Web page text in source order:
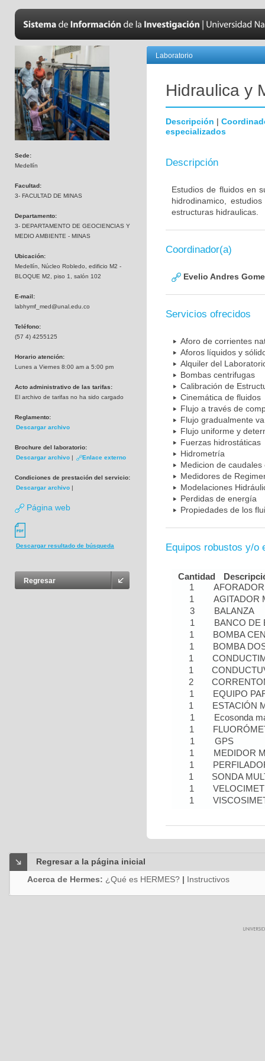
Sede:
Medellín
Facultad:
3- FACULTAD DE MINAS
Departamento:
3- DEPARTAMENTO DE GEOCIENCIAS Y
MEDIO AMBIENTE - MINAS
Ubicación:
Medellín, Núcleo Robledo, edificio M2 -
BLOQUE M2, piso 1, salón 102
E-mail:
labhymf_med@unal.edu.co
Teléfono:
(57 4) 4255125
Horario atención:
Lunes a Viernes 8:00 am a 5:00 pm
Acto administrativo de las tarifas:
El archivo de tarifas no ha sido cargado
Reglamento:
Descargar archivo
Brochure del laboratorio:
Descargar archivo | Enlace externo
Condiciones de prestación del servicio:
Descargar archivo |
Página web
Descargar resultado de búsqueda
Regresar
Laboratorio
Hidraulica y
Descripción |
especializados
Descripción
Estudios de fluidos en
hidrodinamico,
estructuras hidraulicas.
Coordinador(a)
Evelio Andres
Servicios ofrecidos
Aforo de corrientes
Aforos líquidos y
Alquiler del
Bombas centrifugas
Calibración de
Cinemática de fluidos
Flujo a través de
Flujo gradualmente
Flujo uniforme y
Fuerzas hidrostáticas
Hidrometría
Medicion de caudales
Medidores de
Modelaciones
Perdidas de energía
Propiedades de los
Equipos robustos y/o
Cantidad
1
AFORADOR
1
AGITADOR
3
BALANZA
1
BANCO DE
1
BOMBA
1
BOMBA
1
1
2
1
EQUIPO
1
ESTACIÓN
1
Ecosonda
1
1
GPS
1
MEDIDOR
1
1
SONDA
1
1
Regresar a la página inicial
Acerca de Hermes: ¿Qué es HERMES? | Instructivos